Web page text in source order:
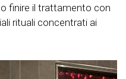
finire il trattamento con
rituali concentrati ai